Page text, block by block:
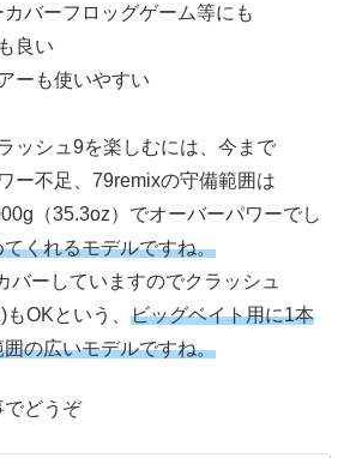
バーフロッグゲーム等にも
良い
ーも使いやすい
ッシュ9を楽しむには、今まで
ー不足、79remixの守備範囲は
（35.3oz）でオーバーパワーでし
くれるモデルですね。
バーしていますのでクラッシュ
OKという、 ビッグベイト用に1本
の広いモデルですね。
でどうぞ